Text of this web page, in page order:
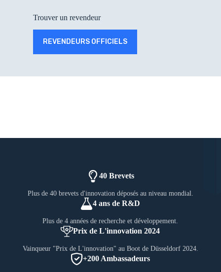
Trouver un revendeur
REVENDEURS OFFICIELS
40 Brevets
Plus de 40 brevets d'innovation déposés au niveau mondial.
4 ans de R&D
Plus de 4 années de recherche et développement.
Prix de L'innovation 2024
Vainqueur "Prix de L'innovation" au Boot de Düsseldorf 2024.
+200 Ambassadeurs